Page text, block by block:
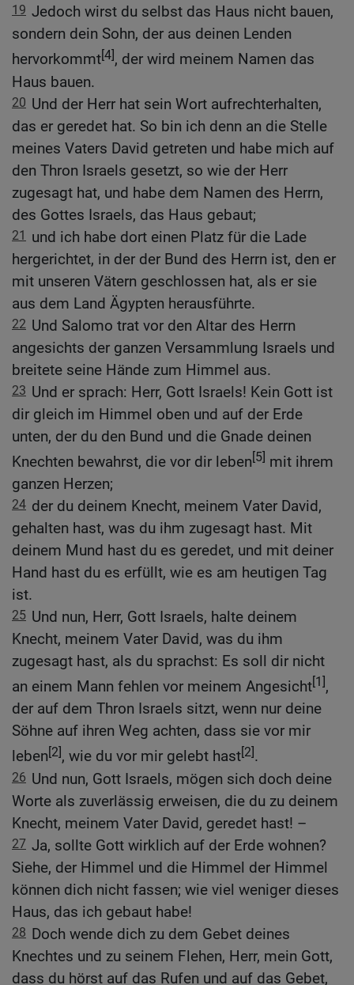
19 Jedoch wirst du selbst das Haus nicht bauen,
sondern dein Sohn, der aus deinen Lenden
hervorkommt[4], der wird meinem Namen das
Haus bauen.
20 Und der Herr hat sein Wort aufrechterhalten,
das er geredet hat. So bin ich denn an die Stelle
meines Vaters David getreten und habe mich auf
den Thron Israels gesetzt, so wie der Herr
zugesagt hat, und habe dem Namen des Herrn,
des Gottes Israels, das Haus gebaut;
21 und ich habe dort einen Platz für die Lade
hergerichtet, in der der Bund des Herrn ist, den er
mit unseren Vätern geschlossen hat, als er sie
aus dem Land Ägypten herausführte.
22 Und Salomo trat vor den Altar des Herrn
angesichts der ganzen Versammlung Israels und
breitete seine Hände zum Himmel aus.
23 Und er sprach: Herr, Gott Israels! Kein Gott ist
dir gleich im Himmel oben und auf der Erde
unten, der du den Bund und die Gnade deinen
Knechten bewahrst, die vor dir leben[5] mit ihrem
ganzen Herzen;
24 der du deinem Knecht, meinem Vater David,
gehalten hast, was du ihm zugesagt hast. Mit
deinem Mund hast du es geredet, und mit deiner
Hand hast du es erfüllt, wie es am heutigen Tag
ist.
25 Und nun, Herr, Gott Israels, halte deinem
Knecht, meinem Vater David, was du ihm
zugesagt hast, als du sprachst: Es soll dir nicht
an einem Mann fehlen vor meinem Angesicht[1],
der auf dem Thron Israels sitzt, wenn nur deine
Söhne auf ihren Weg achten, dass sie vor mir
leben[2], wie du vor mir gelebt hast[2].
26 Und nun, Gott Israels, mögen sich doch deine
Worte als zuverlässig erweisen, die du zu deinem
Knecht, meinem Vater David, geredet hast! –
27 Ja, sollte Gott wirklich auf der Erde wohnen?
Siehe, der Himmel und die Himmel der Himmel
können dich nicht fassen; wie viel weniger dieses
Haus, das ich gebaut habe!
28 Doch wende dich zu dem Gebet deines
Knechtes und zu seinem Flehen, Herr, mein Gott,
dass du hörst auf das Rufen und auf das Gebet,